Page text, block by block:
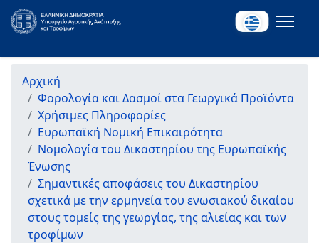
Αρχική
Φορολογία και Δασμοί στα Γεωργικά Προϊόντα
Χρήσιμες Πληροφορίες
Ευρωπαϊκή Νομική Επικαιρότητα
Νομολογία του Δικαστηρίου της Ευρωπαϊκής
Ένωσης
Σημαντικές αποφάσεις του Δικαστηρίου
σχετικά με την ερμηνεία του ενωσιακού δικαίου
στους τομείς της γεωργίας, της αλιείας και των
τροφίμων